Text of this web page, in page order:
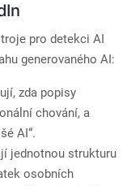
pro detekci AI
generovaného AI:
zda popisy
chování, a
AI“.
jednotnou strukturu
osobních